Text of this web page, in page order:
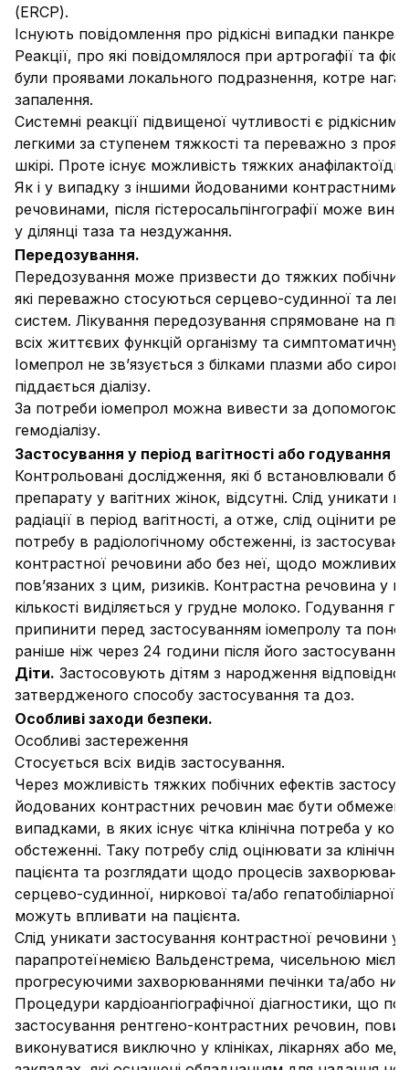
(ERCP).
Існують повідомлення про рідкісні випадки
Реакції, про які повідомлялося при артрогафії та
були проявами локального подразнення, котре
запалення.
Системні реакції підвищеної чутливості є
легкими за ступенем тяжкості та переважно з
шкірі. Проте існує можливість тяжких
Як і у випадку з іншими йодованими контрастними
речовинами, після гістеросальпінгографії може
у ділянці таза та нездужання.
Передозування.
Передозування може призвести до тяжких побічних
які переважно стосуються серцево-судинної та
систем. Лікування передозування спрямоване на
всіх життєвих функцій організму та симптоматичну
Іомепрол не зв’язується з білками плазми або
піддається діалізу.
За потреби іомепрол можна вивести за допомогою
гемодіалізу.
Застосування у період вагітності або годування
Контрольовані дослідження, які б встановлювали
препарату у вагітних жінок, відсутні. Слід уникати
радіації в період вагітності, а отже, слід оцінити
потребу в радіологічному обстеженні, із
контрастної речовини або без неї, щодо можливих,
пов’язаних з цим, ризиків. Контрастна речовина у
кількості виділяється у грудне молоко. Годування
припинити перед застосуванням іомепролу та
раніше ніж через 24 години після його застосування.
Діти. Застосовують дітям з народження відповідно
затвердженого способу застосування та доз.
Особливі заходи безпеки.
Особливі застереження
Стосується всіх видів застосування.
Через можливість тяжких побічних ефектів
йодованих контрастних речовин має бути
випадками, в яких існує чітка клінічна потреба у
обстеженні. Таку потребу слід оцінювати за
пацієнта та розглядати щодо процесів
серцево-судинної, ниркової та/або гепатобіліарної
можуть впливати на пацієнта.
Слід уникати застосування контрастної речовини у
парапротеїнемією Вальденстрема, чисельною
прогресуючими захворюваннями печінки та/або
Процедури кардіоангіографічної діагностики, що
застосування рентгено-контрастних речовин,
виконуватися виключно у клініках, лікарнях або